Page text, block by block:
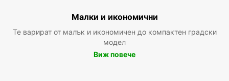
Малки и икономични
Те варират от малък и икономичен до компактен градски
модел
Виж повече